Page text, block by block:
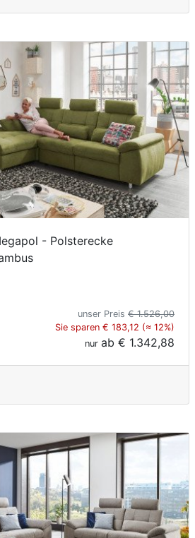
- Polsterecke
unser Preis € 1.526,00
Sie sparen € 183,12 (≈ 12%)
nur ab € 1.342,88